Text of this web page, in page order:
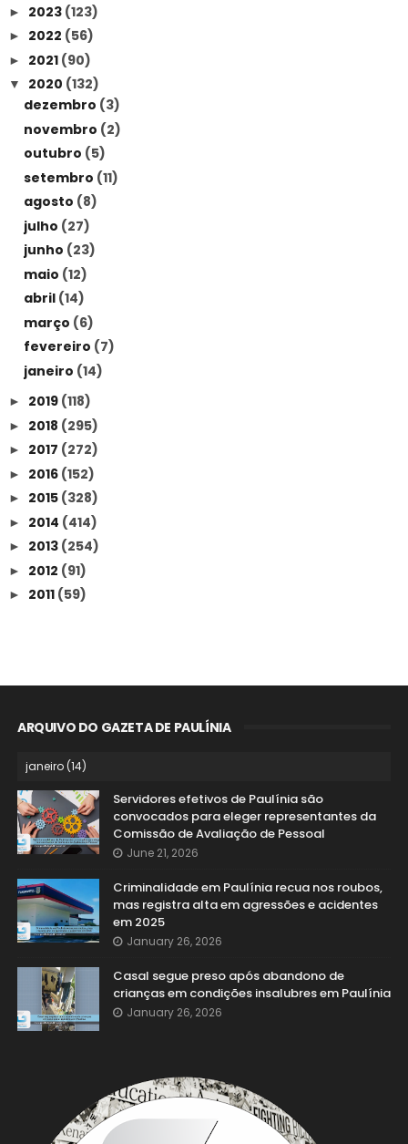
► 2023 (123)
► 2022 (56)
► 2021 (90)
▼ 2020 (132)
dezembro (3)
novembro (2)
outubro (5)
setembro (11)
agosto (8)
julho (27)
junho (23)
maio (12)
abril (14)
março (6)
fevereiro (7)
janeiro (14)
► 2019 (118)
► 2018 (295)
► 2017 (272)
► 2016 (152)
► 2015 (328)
► 2014 (414)
► 2013 (254)
► 2012 (91)
► 2011 (59)
ARQUIVO DO GAZETA DE PAULÍNIA
Servidores efetivos de Paulínia são
convocados para eleger representantes da
Comissão de Avaliação de Pessoal
June 21, 2026
Criminalidade em Paulínia recua nos roubos,
mas registra alta em agressões e acidentes
em 2025
January 26, 2026
Casal segue preso após abandono de
crianças em condições insalubres em Paulínia
January 26, 2026